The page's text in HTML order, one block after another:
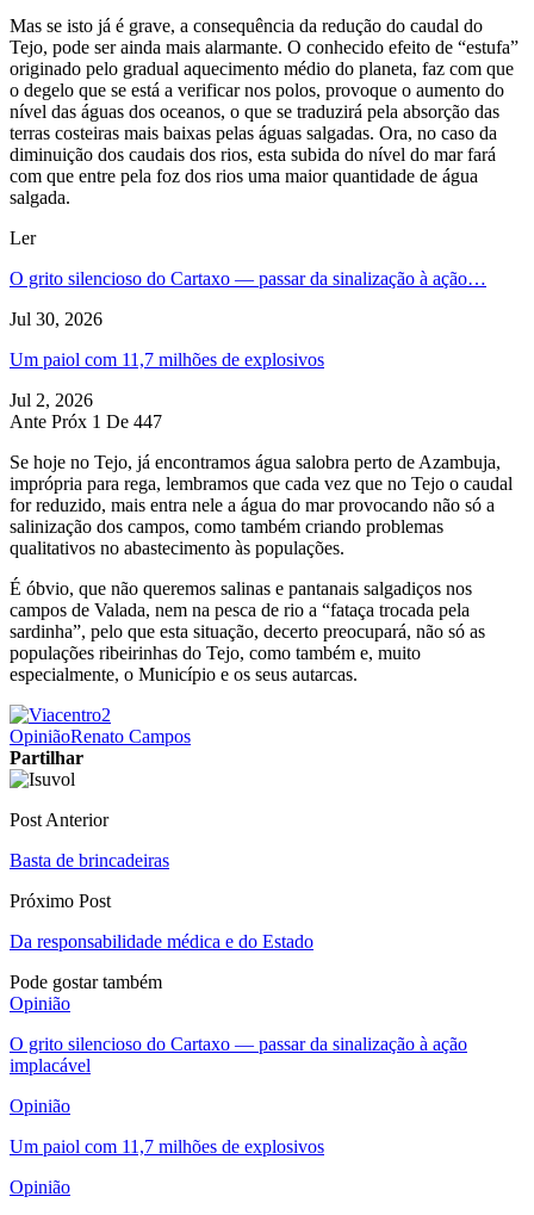
Mas se isto já é grave, a consequência da redução do caudal do
Tejo, pode ser ainda mais alarmante. O conhecido efeito de “estufa”
originado pelo gradual aquecimento médio do planeta, faz com que
o degelo que se está a verificar nos polos, provoque o aumento do
nível das águas dos oceanos, o que se traduzirá pela absorção das
terras costeiras mais baixas pelas águas salgadas. Ora, no caso da
diminuição dos caudais dos rios, esta subida do nível do mar fará
com que entre pela foz dos rios uma maior quantidade de água
salgada.
Ler
O grito silencioso do Cartaxo — passar da sinalização à ação…
Jul 30, 2026
Um paiol com 11,7 milhões de explosivos
Jul 2, 2026
Ante Próx 1 De 447
Se hoje no Tejo, já encontramos água salobra perto de Azambuja,
imprópria para rega, lembramos que cada vez que no Tejo o caudal
for reduzido, mais entra nele a água do mar provocando não só a
salinização dos campos, como também criando problemas
qualitativos no abastecimento às populações.
É óbvio, que não queremos salinas e pantanais salgadiços nos
campos de Valada, nem na pesca de rio a “fataça trocada pela
sardinha”, pelo que esta situação, decerto preocupará, não só as
populações ribeirinhas do Tejo, como também e, muito
especialmente, o Município e os seus autarcas.
OpiniãoRenato Campos
Partilhar
Post Anterior
Basta de brincadeiras
Próximo Post
Da responsabilidade médica e do Estado
Pode gostar também
Opinião
O grito silencioso do Cartaxo — passar da sinalização à ação
implacável
Opinião
Um paiol com 11,7 milhões de explosivos
Opinião